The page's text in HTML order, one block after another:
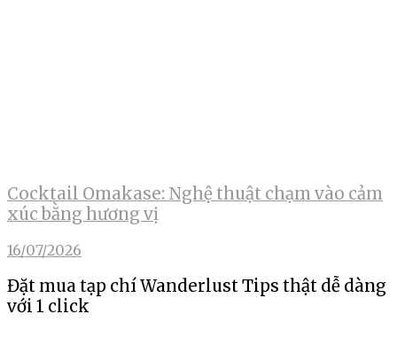
Cocktail Omakase: Nghệ thuật chạm vào cảm
xúc bằng hương vị
16/07/2026
Đặt mua tạp chí Wanderlust Tips thật dễ dàng
với 1 click